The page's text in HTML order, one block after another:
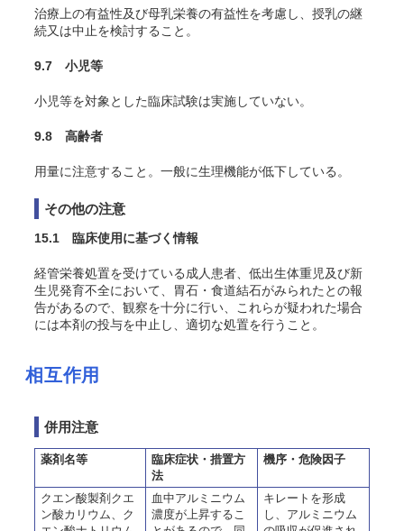
治療上の有益性及び母乳栄養の有益性を考慮し、授乳の継
続又は中止を検討すること。
9.7 小児等
小児等を対象とした臨床試験は実施していない。
9.8 高齢者
用量に注意すること。一般に生理機能が低下している。
その他の注意
15.1 臨床使用に基づく情報
経管栄養処置を受けている成人患者、低出生体重児及び新
生児発育不全において、胃石・食道結石がみられたとの報
告があるので、観察を十分に行い、これらが疑われた場合
には本剤の投与を中止し、適切な処置を行うこと。
相互作用
併用注意
薬剤名等
臨床症状・措置方
法
機序・危険因子
クエン酸製剤クエ
ン酸カリウム、ク
血中アルミニウム
濃度が上昇するこ
キレートを形成
し、アルミニウム